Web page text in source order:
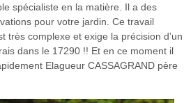
spécialiste en la matière. Il a des
pour votre jardin. Ce travail
complexe et exige la précision d’un
dans le 17290 !! Et en ce moment il
Elagueur CASSAGRAND père